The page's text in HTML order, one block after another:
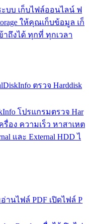
บบ เก็บไฟล์ออนไลน์ ฟ
ให้คุณเก็บข้อมูล เก็
ถึงได้ ทุกที่ ทุกเวลา
ตรวจ Harddisk
โปรแกรมตรวจ Har
อง ความเร็ว หาสาเหต
และ External HDD ไ
อ่านไฟล์ PDF เปิดไฟล์ P